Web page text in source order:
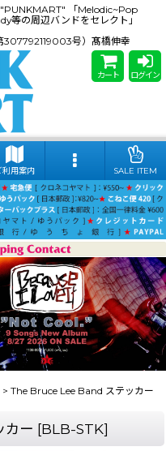
「Melodic~Pop
等の周辺バンドをセレクト」
307792119003号）髙橋伸幸
カート ログイン
利用案内 SALE ITEM
> The Bruce Lee Band ステッカー
ー [BLB-STK]